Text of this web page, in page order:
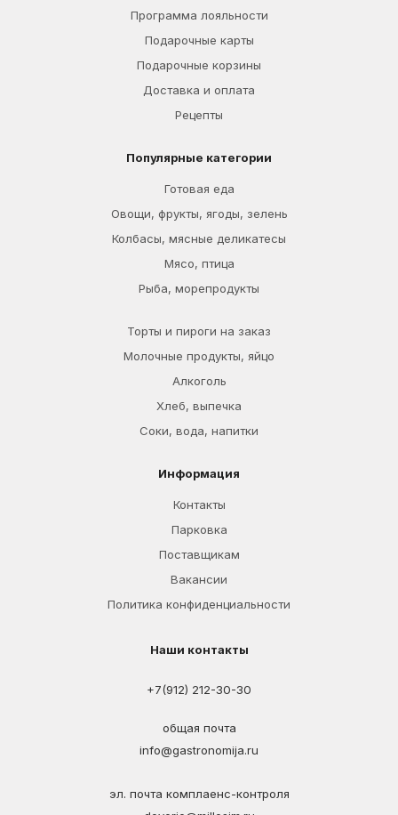
Программа лояльности
Подарочные карты
Подарочные корзины
Доставка и оплата
Рецепты
Популярные категории
Готовая еда
Овощи, фрукты, ягоды, зелень
Колбасы, мясные деликатесы
Мясо, птица
Рыба, морепродукты
Торты и пироги на заказ
Молочные продукты, яйцо
Алкоголь
Хлеб, выпечка
Соки, вода, напитки
Информация
Контакты
Парковка
Поставщикам
Вакансии
Политика конфиденциальности
Наши контакты
+7(912) 212-30-30
общая почта
info@gastronomija.ru
эл. почта комплаенс-контроля